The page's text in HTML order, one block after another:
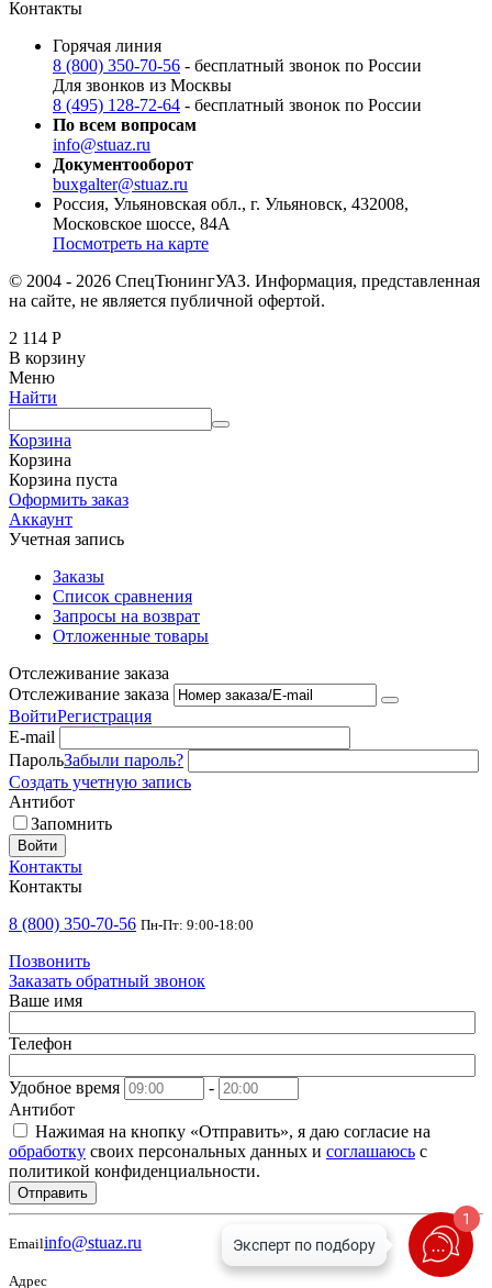
Контакты
Горячая линия
8 (800) 350-70-56 - бесплатный звонок по России
Для звонков из Москвы
8 (495) 128-72-64 - бесплатный звонок по России
По всем вопросам
info@stuaz.ru
Документооборот
buxgalter@stuaz.ru
Россия, Ульяновская обл., г. Ульяновск, 432008,
Московское шоссе, 84А
Посмотреть на карте
© 2004 - 2026 СпецТюнингУАЗ. Информация, представленная
на сайте, не является публичной офертой.
2 114 Р
В корзину
Меню
Найти
Корзина
Корзина
Корзина пуста
Оформить заказ
Аккаунт
Учетная запись
Заказы
Список сравнения
Запросы на возврат
Отложенные товары
Отслеживание заказа
Отслеживание заказа
ВойтиРегистрация
E-mail
ПарольЗабыли пароль?
Создать учетную запись
Антибот
Запомнить
Войти
Контакты
Контакты
8 (800) 350-70-56 Пн-Пт: 9:00-18:00
Позвонить
Заказать обратный звонок
Ваше имя
Телефон
Удобное время
-
Антибот
Нажимая на кнопку «Отправить», я даю согласие на
обработку своих персональных данных и соглашаюсь с
политикой конфиденциальности.
Отправить
Emailinfo@stuaz.ru
Адрес
1